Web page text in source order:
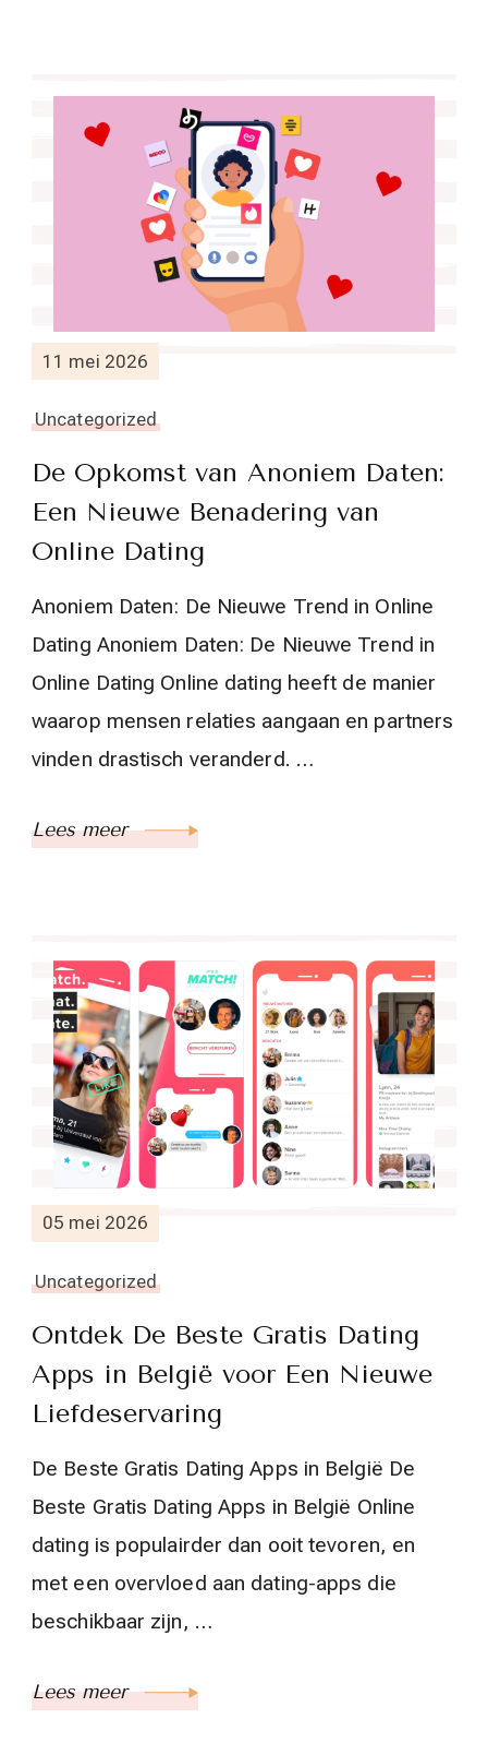
11 mei 2026
Uncategorized
De Opkomst van Anoniem Daten:
Een Nieuwe Benadering van
Online Dating
Anoniem Daten: De Nieuwe Trend in Online
Dating Anoniem Daten: De Nieuwe Trend in
Online Dating Online dating heeft de manier
waarop mensen relaties aangaan en partners
vinden drastisch veranderd. …
Lees meer
05 mei 2026
Uncategorized
Ontdek De Beste Gratis Dating
Apps in België voor Een Nieuwe
Liefdeservaring
De Beste Gratis Dating Apps in België De
Beste Gratis Dating Apps in België Online
dating is populairder dan ooit tevoren, en
met een overvloed aan dating-apps die
beschikbaar zijn, …
Lees meer